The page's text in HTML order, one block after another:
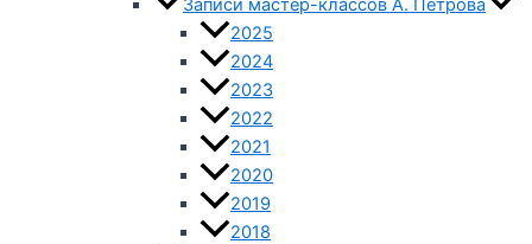
Записи мастер-классов А. Петрова
2025
2024
2023
2022
2021
2020
2019
2018